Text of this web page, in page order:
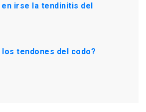
en irse la tendinitis del
tendones del codo?